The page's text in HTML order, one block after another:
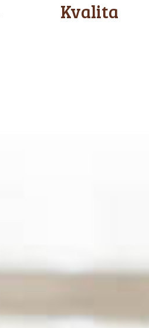
Kvalita